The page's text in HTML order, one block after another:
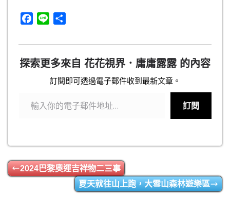
c
b
k
n
探索更多來自 花花視界．庸庸露露 的內容
訂閱即可透過電子郵件收到最新文章。
訂閱
2024巴黎奧運吉祥物二三事
夏天就往山上跑，大雪山森林遊樂區